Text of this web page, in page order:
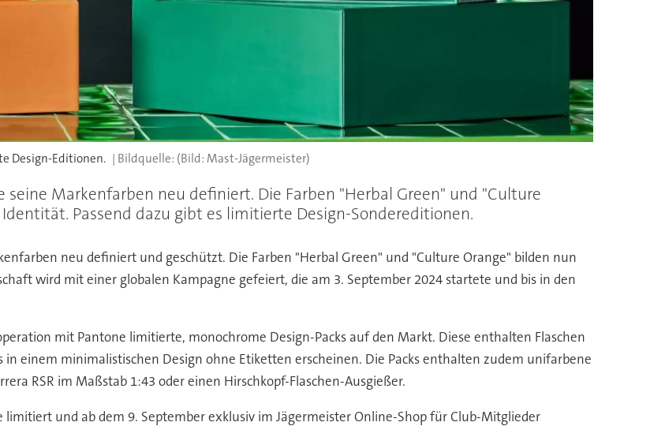
Design-Editionen. (Bild: Mast-Jägermeister)
Markenfarben neu definiert. Die Farben "Herbal Green" und "Culture
Passend dazu gibt es limitierte Design-Sondereditionen.
neu definiert und geschützt. Die Farben "Herbal Green" und "Culture Orange" bilden nun
wird mit einer globalen Kampagne gefeiert, die am 3. September 2024 startete und bis in den
mit Pantone limitierte, monochrome Design-Packs auf den Markt. Diese enthalten Flaschen
einem minimalistischen Design ohne Etiketten erscheinen. Die Packs enthalten zudem unifarbene
RSR im Maßstab 1:43 oder einen Hirschkopf-Flaschen-Ausgießer.
limitiert und ab dem 9. September exklusiv im Jägermeister Online-Shop für Club-Mitglieder